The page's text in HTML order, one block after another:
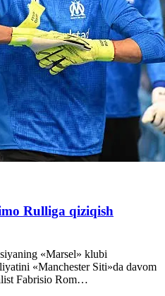
Rulliga qiziqish
«Marsel» klubi
«Manchester Siti»da davom
Fabrisio Rom…